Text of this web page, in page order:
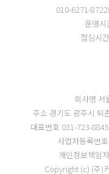
010-6271-
운영
점심시
회사명 서
주소 경기도 광주시 퇴
대표번호 031-723-
사업자등록번
개인정보책임
Copyright (c) (주)